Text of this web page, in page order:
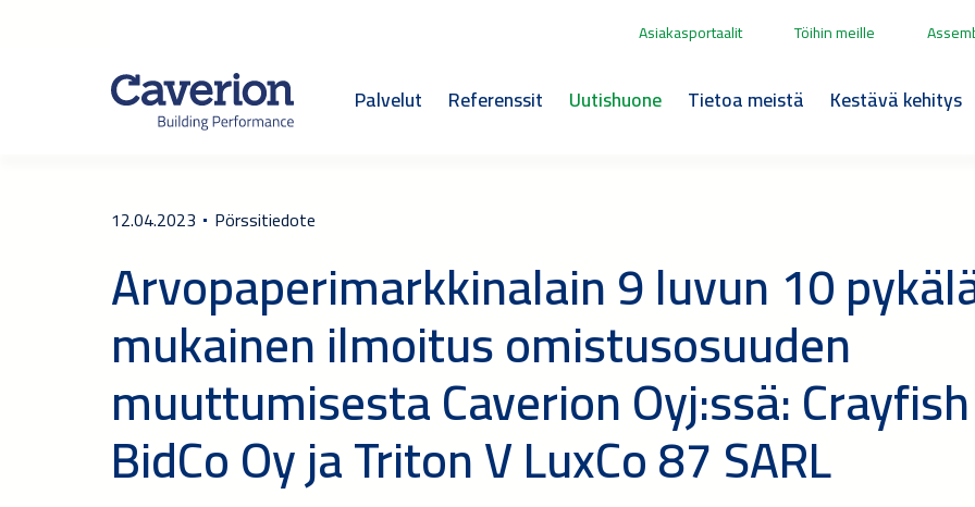
Asiakasportaalit Töihin meille
Palvelut Referenssit Uutishuone Tietoa meistä Kestävä kehitys
12.04.2023 Pörssitiedote
Arvopaperimarkkinalain 9 luvun 10
mukainen ilmoitus omistusosuuden
muuttumisesta Caverion Oyj:ssä: Crayfish
BidCo Oy ja Triton V LuxCo 87 SARL